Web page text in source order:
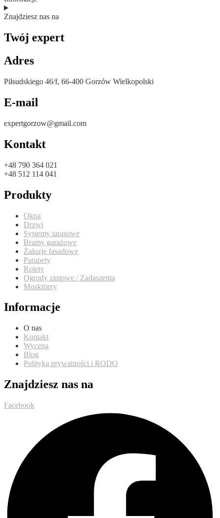
Znajdziesz nas na
Twój expert
Adres
Piłsudskiego 46/f, 66-400 Gorzów Wielkopolski
E-mail
expertgorzow@gmail.com
Kontakt
+48 790 364 021
+48 512 114 041
Produkty
Okna
Drzwi
Systemy tarasowe
Bramy garażowe
Żaluzje fasadowe
Parapety
Rolety
Ogrody zimowe / Zadaszenia
Moskitiery
Informacje
O nas
Kontakt
Wycena
Blog
Polityka prywatności i RODO
Znajdziesz nas na
Facebook